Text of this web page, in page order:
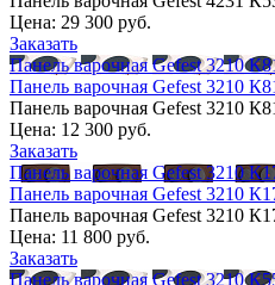
Цена: 29 300 руб.
Заказать
Панель варочная Gefest 3210
Панель варочная Gefest 3210
Панель варочная Gefest 3210
Цена: 12 300 руб.
Заказать
Панель варочная Gefest 3210
Панель варочная Gefest 3210
Панель варочная Gefest 3210
Цена: 11 800 руб.
Заказать
Панель варочная Gefest 3210